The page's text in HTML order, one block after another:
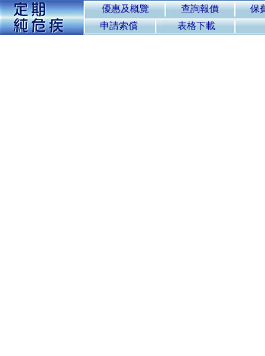
優惠及概覽 查詢報價
保
申請索償
表格下載